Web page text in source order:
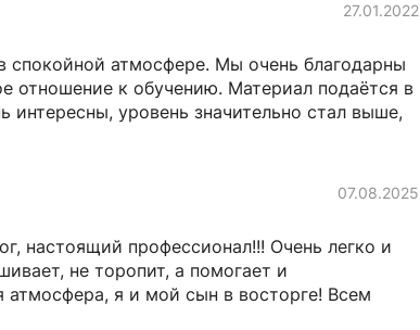
27.01.2022
спокойной атмосфере. Мы очень благодарны
отношение к обучению. Материал подаётся в
интересны, уровень значительно стал выше,
07.08.2025
настоящий профессионал!!! Очень легко и
не торопит, а помогает и
атмосфера, я и мой сын в восторге! Всем